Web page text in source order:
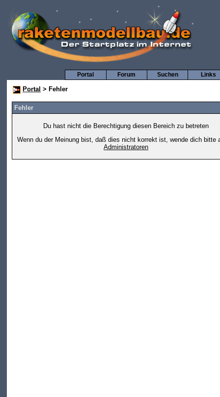
Links
Suchen
Forum
Portal
Portal > Fehler
Fehler
Du hast nicht die Berechtigung diesen Bereich zu betreten
Wenn du der Meinung bist, daß dies nicht korrekt ist, wende dich bitte
Administratoren